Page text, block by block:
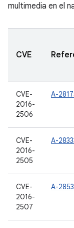
multimedia en el
CVE
CVE-
2016-
2506
A-
CVE-
2016-
2505
A-
CVE-
2016-
2507
A-